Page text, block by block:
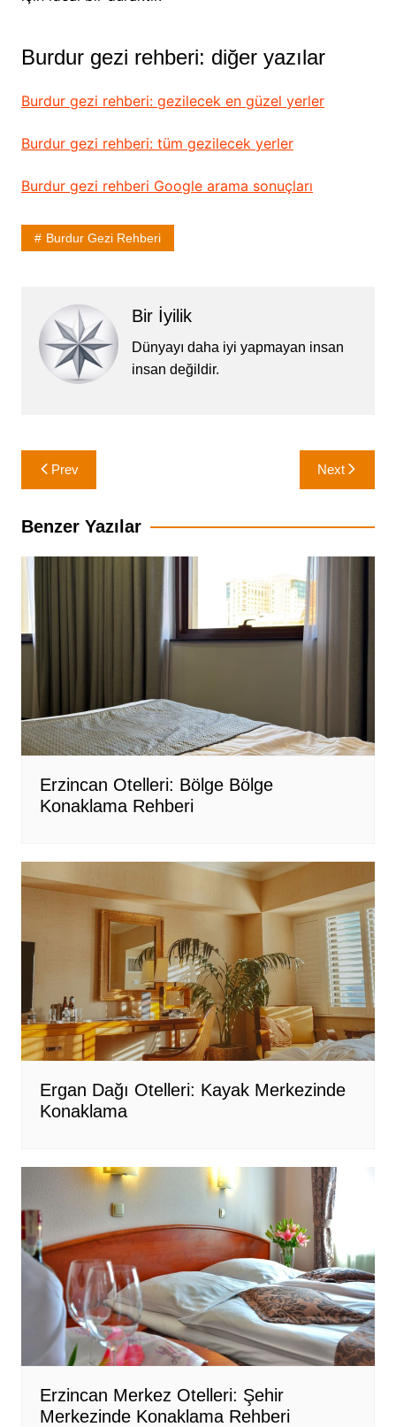
Burdur gezi rehberi: diğer yazılar
Burdur gezi rehberi: gezilecek en güzel yerler
Burdur gezi rehberi: tüm gezilecek yerler
Burdur gezi rehberi Google arama sonuçları
Burdur Gezi Rehberi
Bir İyilik
Dünyayı daha iyi yapmayan insan
insan değildir.
Yazı
gezinmesi
Prev Next
Benzer Yazılar
Erzincan Otelleri: Bölge Bölge
Konaklama Rehberi
Ergan Dağı Otelleri: Kayak Merkezinde
Konaklama
Erzincan Merkez Otelleri: Şehir
Merkezinde Konaklama Rehberi